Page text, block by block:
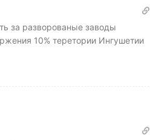
за разворованые заводы
10% теретории Ингушетии